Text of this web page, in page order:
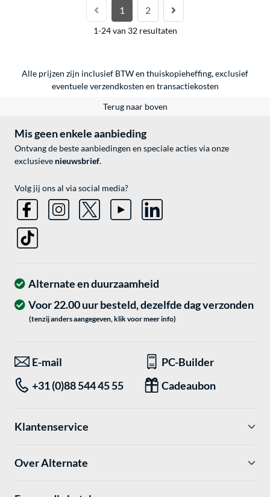
1 2
1-24 van 32 resultaten
Alle prijzen zijn inclusief BTW en thuiskopieheffing, exclusief
eventueleverzendkosten en transactiekosten
Terug naar boven
Mis geen enkele aanbieding
Ontvang de beste aanbiedingen en speciale acties via onze
exclusieve nieuwsbrief.
Volg jij ons al via social media?
Alternate en duurzaamheid
Voor 22.00 uur besteld, dezelfde dag verzonden
(tenzij anders aangegeven, klik voor meer info)
E-mail
PC-Builder
+31 (0)88 544 45 55
Cadeaubon
Klantenservice
Over Alternate